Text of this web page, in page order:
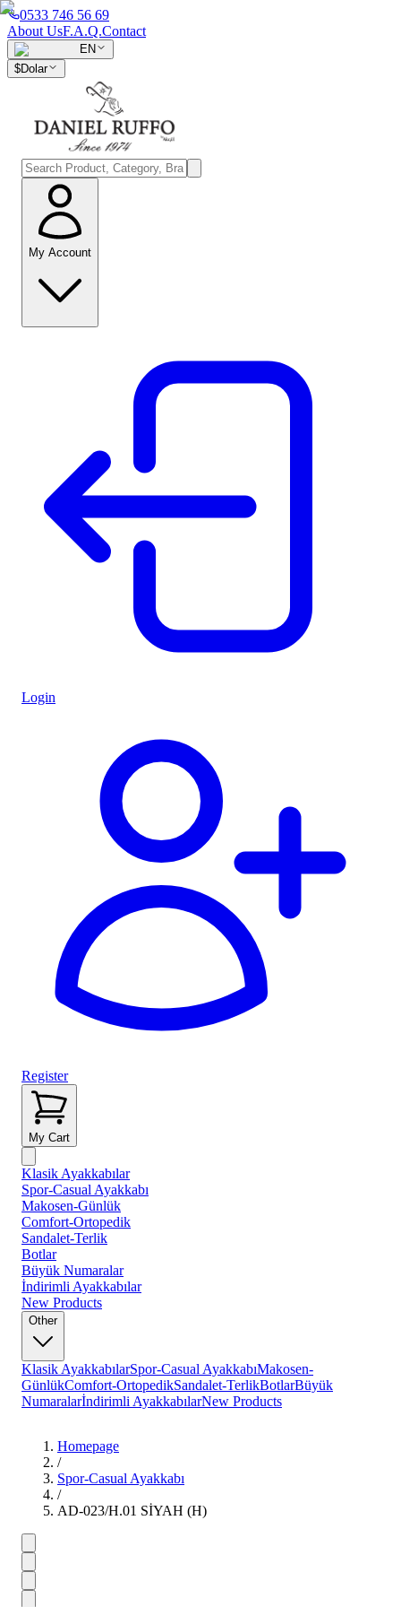
0533 746 56 69
About UsF.A.Q.Contact
EN
$Dolar
My Account
Login
Register
My Cart
Klasik Ayakkabılar
Spor-Casual Ayakkabı
Makosen-Günlük
Comfort-Ortopedik
Sandalet-Terlik
Botlar
Büyük Numaralar
İndirimli Ayakkabılar
New Products
Other
Klasik AyakkabılarSpor-Casual AyakkabıMakosen-
GünlükComfort-OrtopedikSandalet-TerlikBotlarBüyük
Numaralarİndirimli AyakkabılarNew Products
Homepage
/
Spor-Casual Ayakkabı
/
AD-023/H.01 SİYAH (H)